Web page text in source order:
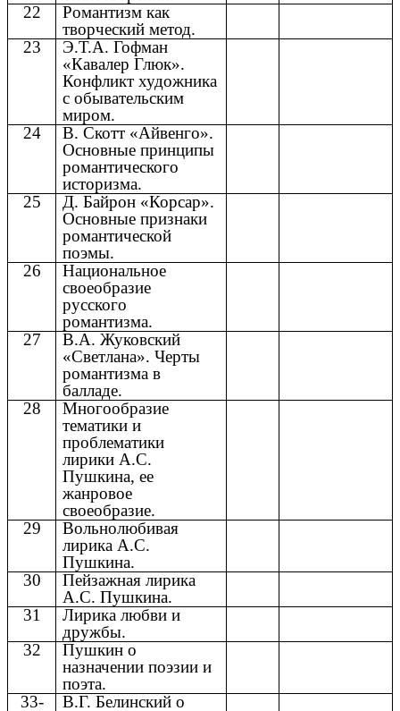
22
Романтизм как
творческий метод.
23
Э.Т.А. Гофман
«Кавалер Глюк».
Конфликт художника
с обывательским
миром.
24
В. Скотт «Айвенго».
Основные принципы
романтического
историзма.
25
Д. Байрон «Корсар».
Основные признаки
романтической
поэмы.
26
Национальное
своеобразие
русского
романтизма.
27
В.А. Жуковский
«Светлана». Черты
романтизма в
балладе.
28
Многообразие
тематики и
проблематики
лирики А.С.
Пушкина, ее
жанровое
своеобразие.
29
Вольнолюбивая
лирика А.С.
Пушкина.
30
Пейзажная лирика
А.С. Пушкина.
31
Лирика любви и
дружбы.
32
Пушкин о
назначении поэзии и
поэта.
33-
В.Г. Белинский о